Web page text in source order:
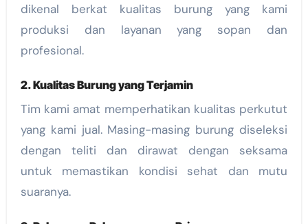
dikenal berkat kualitas burung yang kami
produksi dan layanan yang sopan dan
profesional.
2. Kualitas Burung yang Terjamin
Tim kami amat memperhatikan kualitas perkutut
yang kami jual. Masing-masing burung diseleksi
dengan teliti dan dirawat dengan seksama
untuk memastikan kondisi sehat dan mutu
suaranya.